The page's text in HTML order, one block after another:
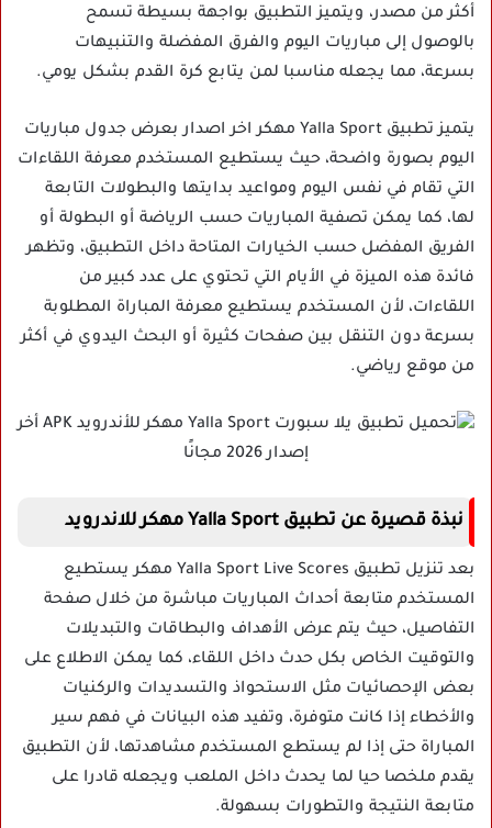
أكثر من مصدر، ويتميز التطبيق بواجهة بسيطة تسمح
بالوصول إلى مباريات اليوم والفرق المفضلة والتنبيهات
بسرعة، مما يجعله مناسبا لمن يتابع كرة القدم بشكل يومي.
يتميز تطبيق Yalla Sport مهكر اخر اصدار بعرض جدول مباريات
اليوم بصورة واضحة، حيث يستطيع المستخدم معرفة اللقاءات
التي تقام في نفس اليوم ومواعيد بدايتها والبطولات التابعة
لها، كما يمكن تصفية المباريات حسب الرياضة أو البطولة أو
الفريق المفضل حسب الخيارات المتاحة داخل التطبيق، وتظهر
فائدة هذه الميزة في الأيام التي تحتوي على عدد كبير من
اللقاءات، لأن المستخدم يستطيع معرفة المباراة المطلوبة
بسرعة دون التنقل بين صفحات كثيرة أو البحث اليدوي في أكثر
من موقع رياضي.
نبذة قصيرة عن تطبيق Yalla Sport مهكر للاندرويد
بعد تنزيل تطبيق Yalla Sport Live Scores مهكر يستطيع
المستخدم متابعة أحداث المباريات مباشرة من خلال صفحة
التفاصيل، حيث يتم عرض الأهداف والبطاقات والتبديلات
والتوقيت الخاص بكل حدث داخل اللقاء، كما يمكن الاطلاع على
بعض الإحصائيات مثل الاستحواذ والتسديدات والركنيات
والأخطاء إذا كانت متوفرة، وتفيد هذه البيانات في فهم سير
المباراة حتى إذا لم يستطع المستخدم مشاهدتها، لأن التطبيق
يقدم ملخصا حيا لما يحدث داخل الملعب ويجعله قادرا على
متابعة النتيجة والتطورات بسهولة.